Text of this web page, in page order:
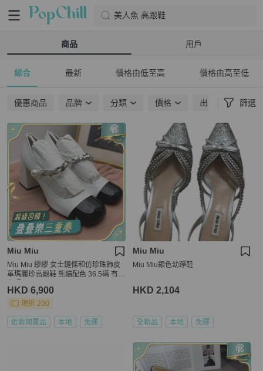
美人魚 高跟鞋
商品 用戶
綜合 最新 價格由低至高 價格由高至低
優惠商品 品牌 分類 價格 出貨地點 篩選
Miu Miu
Miu Miu 繆繆 女士鏈條和仿珍珠飾皮
革瑪麗珍高跟鞋 熊貓配色 36.5碼 有其
HKD 6,900
現折 200
近新閒置品 本地 免運
Miu Miu
Miu Miu銀色幼踭鞋
HKD 2,104
全新品 本地 免運